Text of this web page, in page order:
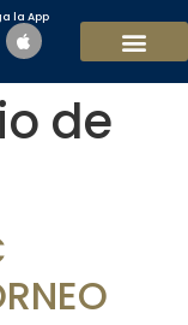
la App
de